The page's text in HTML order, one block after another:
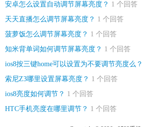
安卓怎么设置自动调节屏幕亮度？ 1 个回答
天天直播怎么调节屏幕亮度？ 1 个回答
菠萝饭怎么调节屏幕亮度？ 1 个回答
知米背单词如何调节屏幕亮度？ 1 个回答
ios8按三键home可以设置为不要调节亮度么？
索尼Z3哪里设置屏幕亮度？ 1 个回答
ios8亮度如何调节？ 1 个回答
HTC手机亮度在哪里调节？ 1 个回答